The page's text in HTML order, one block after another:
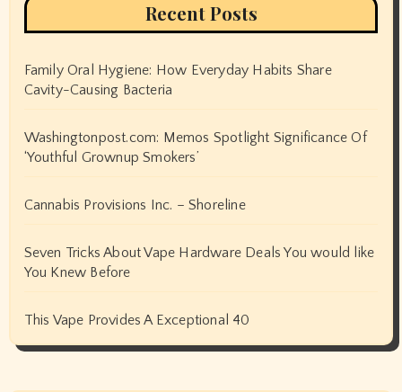
Recent Posts
Family Oral Hygiene: How Everyday Habits Share
Cavity-Causing Bacteria
Washingtonpost.com: Memos Spotlight Significance Of
‘Youthful Grownup Smokers’
Cannabis Provisions Inc. – Shoreline
Seven Tricks About Vape Hardware Deals You would like
You Knew Before
This Vape Provides A Exceptional 40